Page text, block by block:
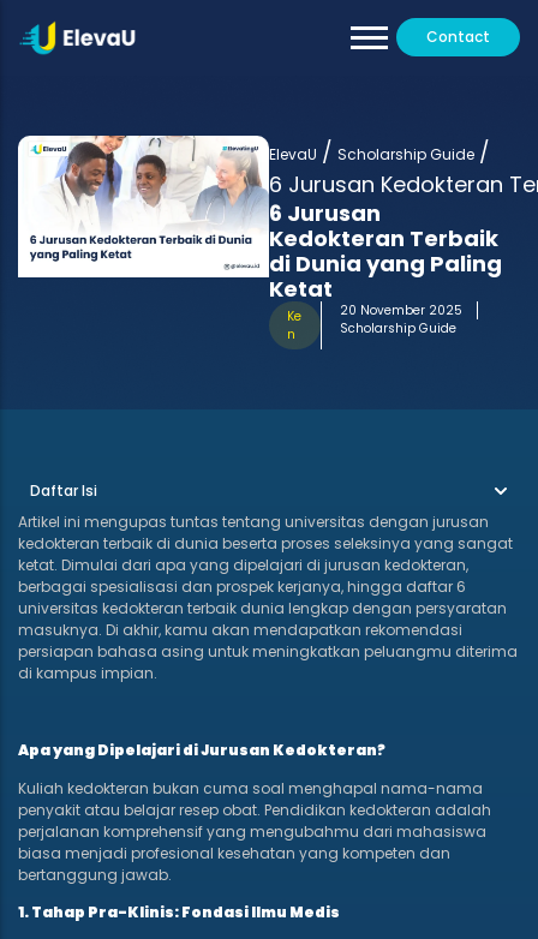
Testimoni
Contact
ElevaU / Scholarship Guide /
6 Jurusan Kedokteran
6 Jurusan
Kedokteran Terbaik
di Dunia yang Paling
Ketat
Ke
n
20 November 2025
Scholarship Guide
Daftar Isi
Artikel ini mengupas tuntas tentang universitas dengan jurusan
kedokteran terbaik di dunia beserta proses seleksinya yang sangat
ketat. Dimulai dari apa yang dipelajari di jurusan kedokteran,
berbagai spesialisasi dan prospek kerjanya, hingga daftar 6
universitas kedokteran terbaik dunia lengkap dengan persyaratan
masuknya. Di akhir, kamu akan mendapatkan rekomendasi
persiapan bahasa asing untuk meningkatkan peluangmu diterima
di kampus impian.
Apa yang Dipelajari di Jurusan Kedokteran?
Kuliah kedokteran bukan cuma soal menghapal nama-nama
penyakit atau belajar resep obat. Pendidikan kedokteran adalah
perjalanan komprehensif yang mengubahmu dari mahasiswa
biasa menjadi profesional kesehatan yang kompeten dan
bertanggung jawab.
1. Tahap Pra-Klinis: Fondasi Ilmu Medis